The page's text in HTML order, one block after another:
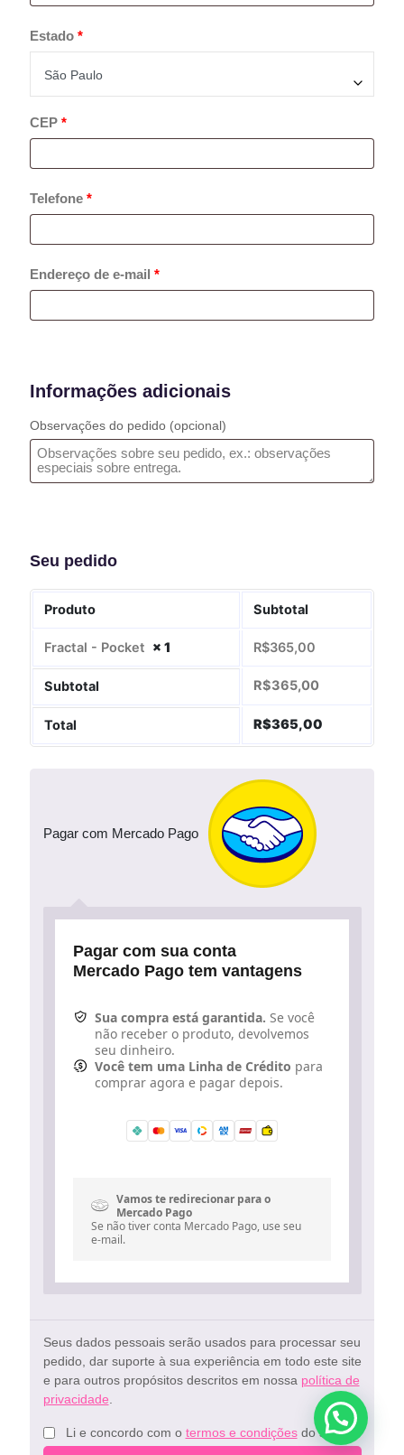
Estado *
São Paulo
CEP *
Telefone *
Endereço de e-mail *
Informações adicionais
Observações do pedido (opcional)
Seu pedido
Produto Subtotal
Fractal - Pocket × 1 R$365,00
Subtotal R$365,00
Total R$365,00
Pagar com Mercado Pago
Pagar com sua conta
Mercado Pago tem vantagens
Sua compra está garantida. Se você
não receber o produto, devolvemos
seu dinheiro.
Você tem uma Linha de Crédito para
comprar agora e pagar depois.
Vamos te redirecionar para o
Mercado Pago
Se não tiver conta Mercado Pago, use seu
e-mail.
Seus dados pessoais serão usados ​​para processar seu
pedido, dar suporte à sua experiência em todo este site
e para outros propósitos descritos em nossa política de
privacidade.
Li e concordo com o termos e condiçõesdo site. *